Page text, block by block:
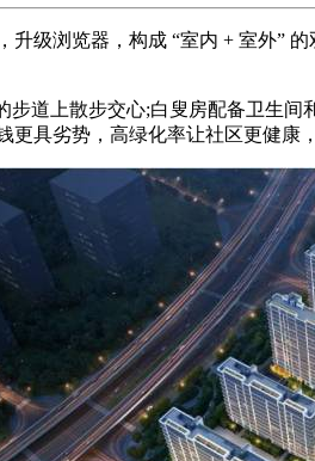
浏览器，构成 “室内 + 室外” 的
上散步交心;白叟房配备卫生间
更具劣势，高绿化率让社区更健康，